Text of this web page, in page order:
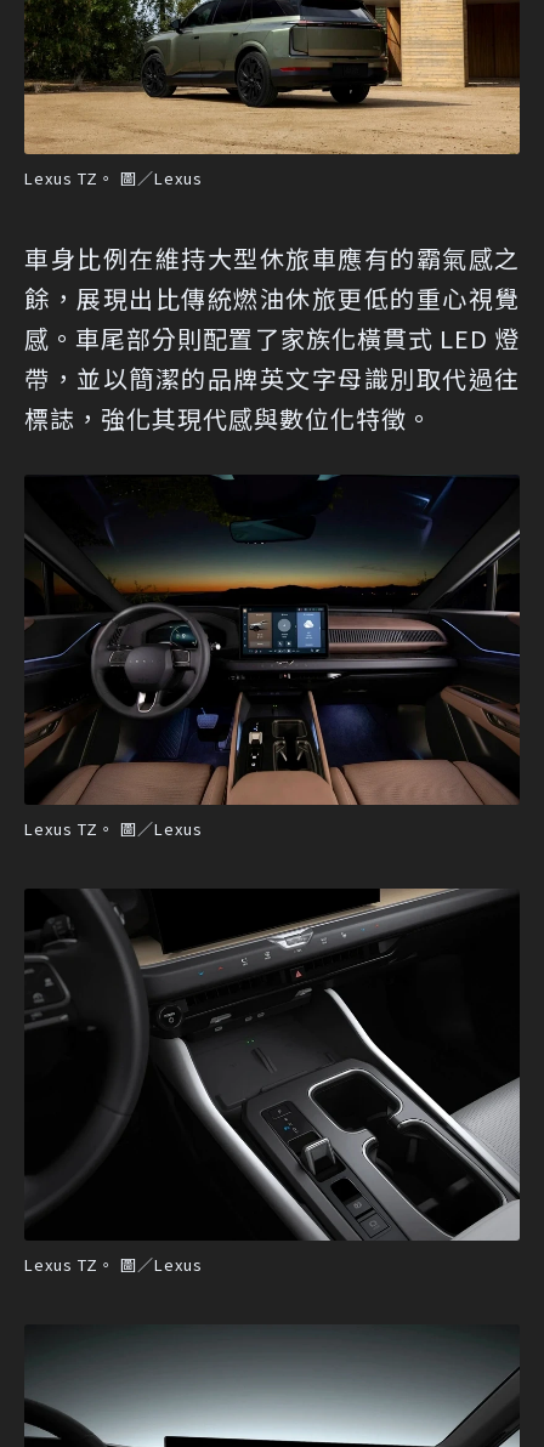
Lexus TZ。 圖／Lexus
車身比例在維持大型休旅車應有的霸氣感之
餘，展現出比傳統燃油休旅更低的重心視覺
感。車尾部分則配置了家族化橫貫式 LED 燈
帶，並以簡潔的品牌英文字母識別取代過往
標誌，強化其現代感與數位化特徵。
Lexus TZ。 圖／Lexus
Lexus TZ。 圖／Lexus